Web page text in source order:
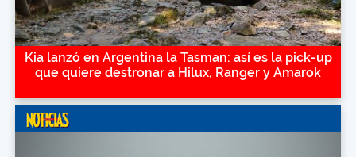
Kia lanzó en Argentina la Tasman: así es la pick-up
que quiere destronar a Hilux, Ranger y Amarok